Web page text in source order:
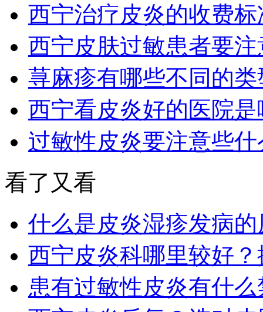
西宁治疗皮炎的收费
西宁皮肤过敏患者要
荨麻疹有哪些不同的类
西宁看皮炎好的医院是
过敏性皮炎要注意些什
看了又看
什么是皮炎湿疹发病的
西宁皮炎科哪里较好
患有过敏性皮炎有什么